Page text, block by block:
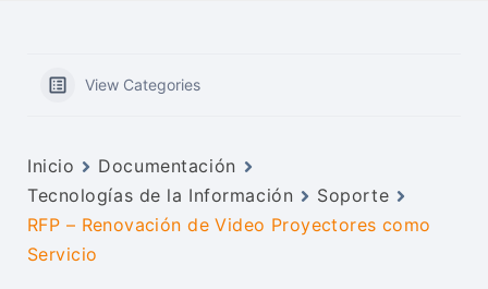
View Categories
Inicio
Documentación
Tecnologías de la Información
Soporte
RFP – Renovación de Video Proyectores como
Servicio